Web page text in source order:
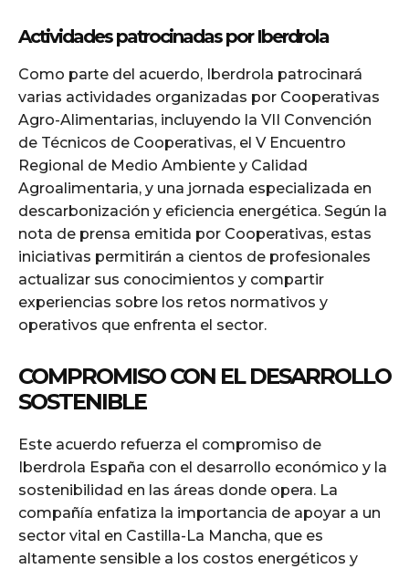
Actividades patrocinadas por Iberdrola
Como parte del acuerdo, Iberdrola patrocinará
varias actividades organizadas por Cooperativas
Agro-Alimentarias, incluyendo la VII Convención
de Técnicos de Cooperativas, el V Encuentro
Regional de Medio Ambiente y Calidad
Agroalimentaria, y una jornada especializada en
descarbonización y eficiencia energética. Según la
nota de prensa emitida por Cooperativas, estas
iniciativas permitirán a cientos de profesionales
actualizar sus conocimientos y compartir
experiencias sobre los retos normativos y
operativos que enfrenta el sector.
COMPROMISO CON EL DESARROLLO
SOSTENIBLE
Este acuerdo refuerza el compromiso de
Iberdrola España con el desarrollo económico y la
sostenibilidad en las áreas donde opera. La
compañía enfatiza la importancia de apoyar a un
sector vital en Castilla-La Mancha, que es
altamente sensible a los costos energéticos y